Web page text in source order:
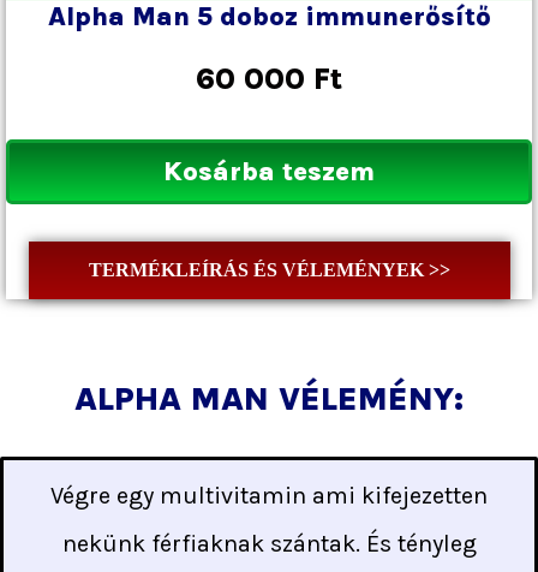
Alpha Man 5 doboz immunerősítő
60 000 Ft
Kosárba teszem
TERMÉKLEÍRÁS ÉS VÉLEMÉNYEK >>
ALPHA MAN VÉLEMÉNY:
Végre egy multivitamin ami kifejezetten
nekünk férfiaknak szántak. És tényleg